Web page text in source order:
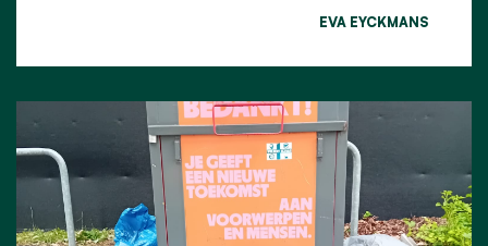
EVA EYCKMANS